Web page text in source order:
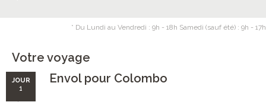
* Du Lundi au Vendredi : 9h - 18h Samedi (sauf été) : 9h - 17h
Votre voyage
JOUR
1
Envol pour Colombo